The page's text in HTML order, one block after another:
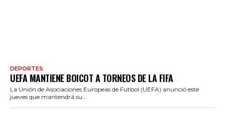
DEPORTES
UEFA MANTIENE BOICOT A TORNEOS DE LA FIFA
La Unión de Asociaciones Europeas de Futbol (UEFA) anunció este
jueves que mantendrá su...